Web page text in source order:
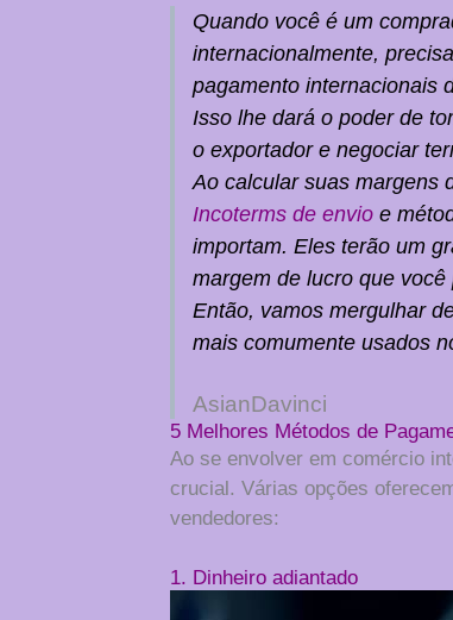
Quando você é um
internacionalmente,
pagamento internacionais
Isso lhe dará o poder de
o exportador e negociar
Ao calcular suas margens
Incoterms de envio e
importam. Eles terão um
margem de lucro que você
Então, vamos mergulhar
mais comumente usados
AsianDavinci
5 Melhores Métodos de
Ao se envolver em comércio
crucial. Várias opções
vendedores:
1. Dinheiro adiantado